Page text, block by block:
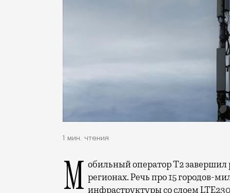
1 мин. чтения
Мобильный оператор Т2 завершил работы по увеличению скорости интернета в регионах. Речь про 15 городов-
инфраструктуры со слоем